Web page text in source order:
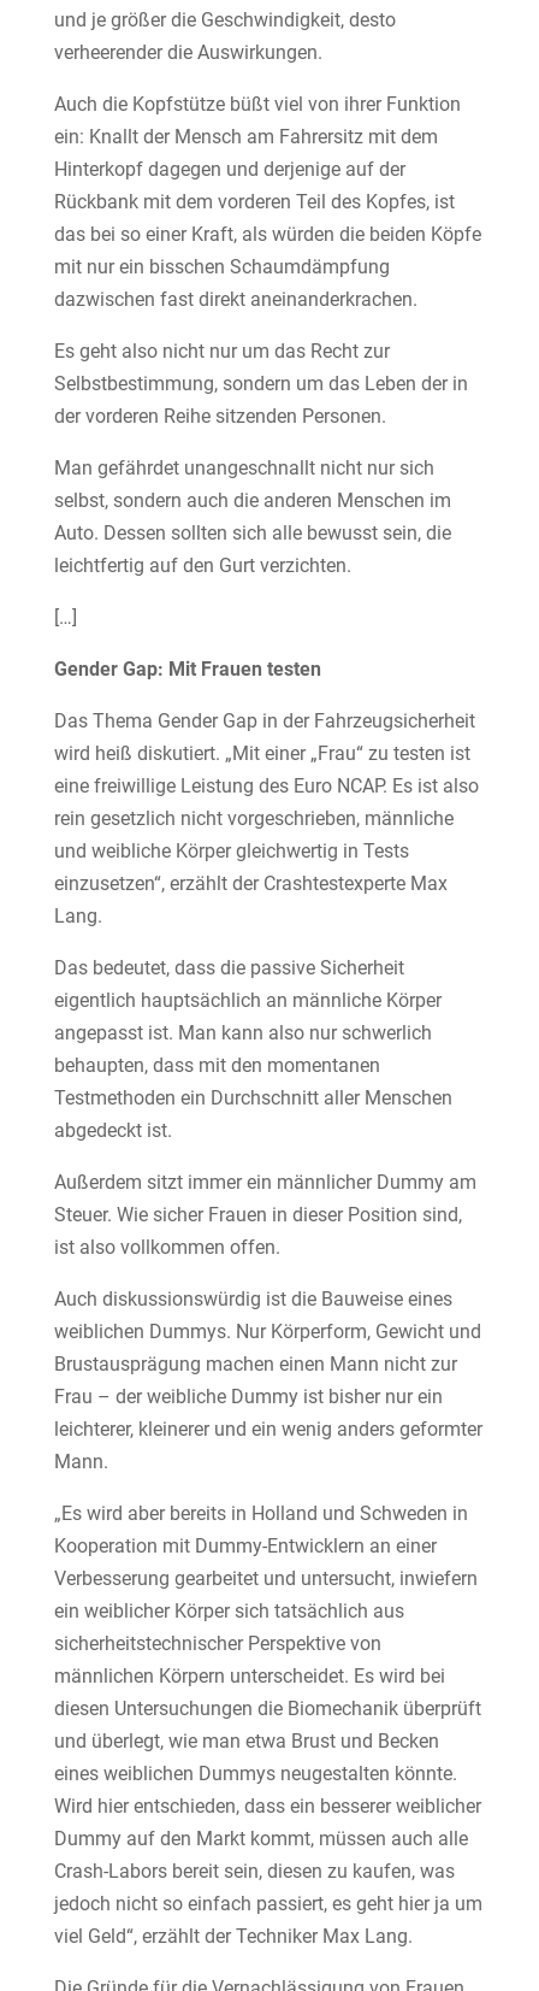
und je größer die Geschwindigkeit, desto
verheerender die Auswirkungen.
Auch die Kopfstütze büßt viel von ihrer Funktion
ein: Knallt der Mensch am Fahrersitz mit dem
Hinterkopf dagegen und derjenige auf der
Rückbank mit dem vorderen Teil des Kopfes, ist
das bei so einer Kraft, als würden die beiden Köpfe
mit nur ein bisschen Schaumdämpfung
dazwischen fast direkt aneinanderkrachen.
Es geht also nicht nur um das Recht zur
Selbstbestimmung, sondern um das Leben der in
der vorderen Reihe sitzenden Personen.
Man gefährdet unangeschnallt nicht nur sich
selbst, sondern auch die anderen Menschen im
Auto. Dessen sollten sich alle bewusst sein, die
leichtfertig auf den Gurt verzichten.
[…]
Gender Gap: Mit Frauen testen
Das Thema Gender Gap in der Fahrzeugsicherheit
wird heiß diskutiert. „Mit einer „Frau“ zu testen ist
eine freiwillige Leistung des Euro NCAP. Es ist also
rein gesetzlich nicht vorgeschrieben, männliche
und weibliche Körper gleichwertig in Tests
einzusetzen“, erzählt der Crashtestexperte Max
Lang.
Das bedeutet, dass die passive Sicherheit
eigentlich hauptsächlich an männliche Körper
angepasst ist. Man kann also nur schwerlich
behaupten, dass mit den momentanen
Testmethoden ein Durchschnitt aller Menschen
abgedeckt ist.
Außerdem sitzt immer ein männlicher Dummy am
Steuer. Wie sicher Frauen in dieser Position sind,
ist also vollkommen offen.
Auch diskussionswürdig ist die Bauweise eines
weiblichen Dummys. Nur Körperform, Gewicht und
Brustausprägung machen einen Mann nicht zur
Frau – der weibliche Dummy ist bisher nur ein
leichterer, kleinerer und ein wenig anders geformter
Mann.
„Es wird aber bereits in Holland und Schweden in
Kooperation mit Dummy-Entwicklern an einer
Verbesserung gearbeitet und untersucht, inwiefern
ein weiblicher Körper sich tatsächlich aus
sicherheitstechnischer Perspektive von
männlichen Körpern unterscheidet. Es wird bei
diesen Untersuchungen die Biomechanik überprüft
und überlegt, wie man etwa Brust und Becken
eines weiblichen Dummys neugestalten könnte.
Wird hier entschieden, dass ein besserer weiblicher
Dummy auf den Markt kommt, müssen auch alle
Crash-Labors bereit sein, diesen zu kaufen, was
jedoch nicht so einfach passiert, es geht hier ja um
viel Geld“, erzählt der Techniker Max Lang.